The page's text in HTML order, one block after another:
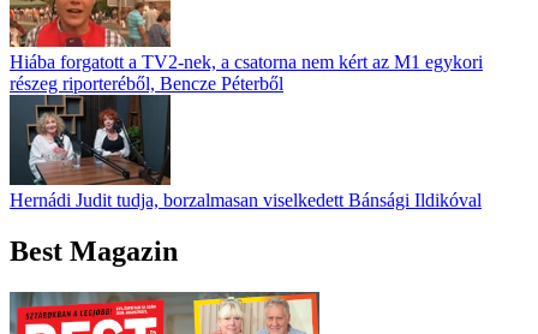
Hiába forgatott a TV2-nek, a csatorna nem kért az M1 egykori
részeg riporteréből, Bencze Péterből
Hernádi Judit tudja, borzalmasan viselkedett Bánsági Ildikóval
Best Magazin